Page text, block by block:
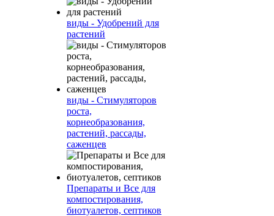
виды - Удобрений для
растений
виды - Стимуляторов
роста,
корнеобразования,
растений, рассады,
саженцев
Препараты и Все для
компостирования,
биотуалетов, септиков